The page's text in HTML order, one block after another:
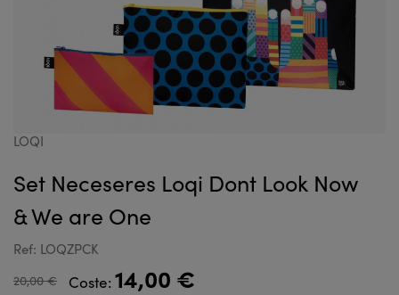
LOQI
Set Neceseres Loqi Dont Look Now
& We are One
Ref: LOQZPCK
20,00 € Coste: 14,00 €